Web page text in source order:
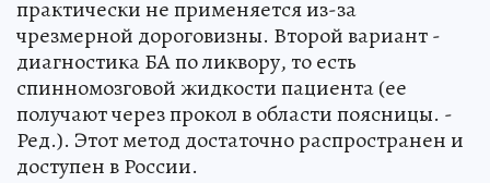
практически не применяется из-за
чрезмерной дороговизны. Второй вариант -
диагностика БА по ликвору, то есть
спинномозговой жидкости пациента (ее
получают через прокол в области поясницы. -
Ред.). Этот метод достаточно распространен и
доступен в России.